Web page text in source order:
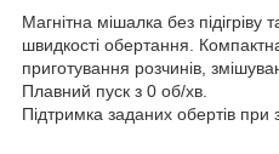
Магнітна мішалка без
швидкості обертання.
приготування розчинів,
Плавний пуск з 0 об/хв.
Підтримка заданих обертів при